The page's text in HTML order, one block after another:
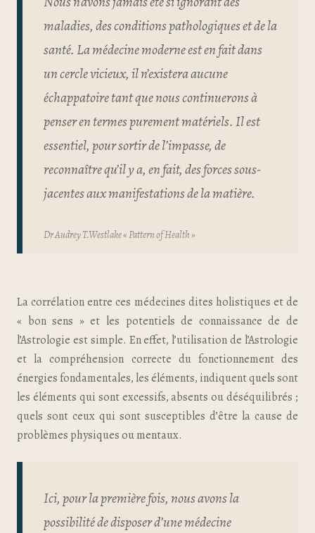
maladies, des conditions pathologiques et de la
santé. La médecine moderne est en fait dans
un cercle vicieux, il n’existera aucune
échappatoire tant que nous continuerons à
penser en termes purement matériels. Il est
essentiel, pour sortir de l’impasse, de
reconnaître qu’il y a, en fait, des forces sous-
jacentes aux manifestations de la matière.
Dr Audrey T.Westlake « Pattern of Health »
La corrélation entre ces médecines dites holistiques et de
« bon sens » et les potentiels de connaissance de de
l’Astrologie est simple. En effet, l’utilisation de l’Astrologie
et la compréhension correcte du fonctionnement des
énergies fondamentales, les éléments, indiquent quels sont
les éléments qui sont excessifs, absents ou déséquilibrés ;
quels sont ceux qui sont susceptibles d’être la cause de
problèmes physiques ou mentaux.
Ici, pour la première fois, nous avons la
possibilité de disposer d’une médecine